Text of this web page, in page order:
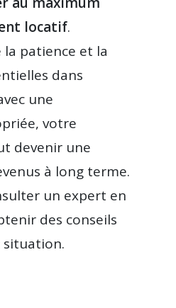
locatif.
la patience et la
dans
une
votre
devenir une
à long terme.
un expert en
des conseils
situation.